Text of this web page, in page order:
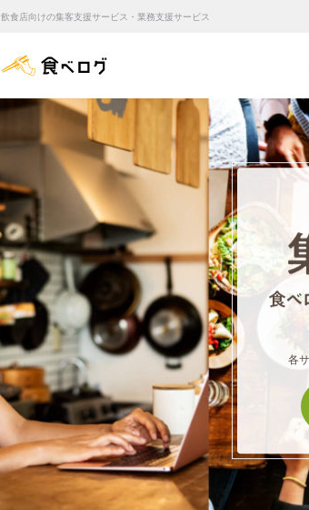
飲食店向けの集客支援サービス・業務支援サービス
各